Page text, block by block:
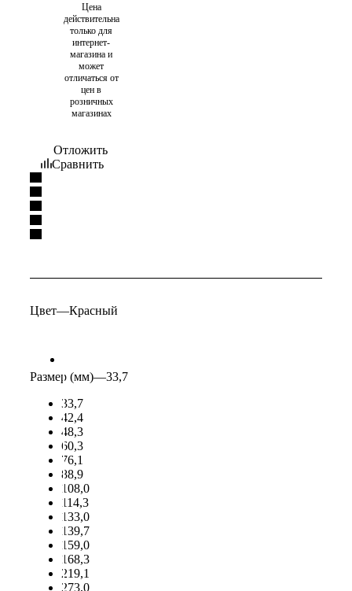
Цена
действительна
только для
интернет-
магазина и
может
отличаться от
цен в
розничных
магазинах
Отложить
Сравнить
Цвет—Красный
Размер (мм)—33,7
33,7
42,4
48,3
60,3
76,1
88,9
108,0
114,3
133,0
139,7
159,0
168,3
219,1
273,0